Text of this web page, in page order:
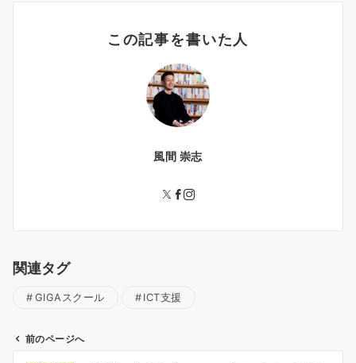
この記事を書いた人
風間 崇志
関連タグ
GIGAスクール ICT支援
前のページへ